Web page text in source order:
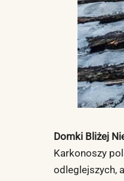
Domki Bliżej
Karkonoszy
odleglejszych,